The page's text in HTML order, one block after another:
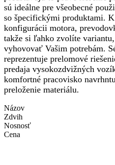
sú ideálne pre všeobecné
so špecifickými produktami.
konfigurácii motora,
takže si ľahko zvolíte
vyhovovať Vašim potrebám.
reprezentuje prelomové
predaja vysokozdvižných
komfortné pracovisko
preloženie materiálu.
Názov
Zdvih
Nosnosť
Cena